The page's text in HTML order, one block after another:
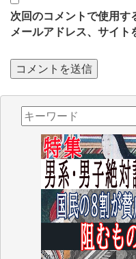
次回のコメントで使用す
メールアドレス、サイト